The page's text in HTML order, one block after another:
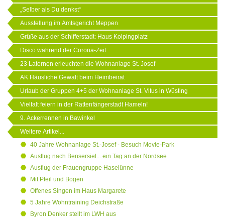
„Selber als Du denkst“
Ausstellung im Amtsgericht Meppen
Grüße aus der Schifferstadt: Haus Kolpingplatz
Disco während der Corona-Zeit
23 Laternen erleuchten die Wohnanlage St. Josef
AK Häusliche Gewalt beim Heimbeirat
Urlaub der Gruppen 4+5 der Wohnanlage St. Vitus in Wüsting
Vielfalt feiern in der Rattenfängerstadt Hameln!
9. Ackerrennen in Bawinkel
Weitere Artikel...
40 Jahre Wohnanlage St.-Josef - Besuch Movie-Park
Ausflug nach Bensersiel... ein Tag an der Nordsee
Ausflug der Frauengruppe Haselünne
Mit Pfeil und Bogen
Offenes Singen im Haus Margarete
5 Jahre Wohntraining Deichstraße
Byron Denker stellt im LWH aus